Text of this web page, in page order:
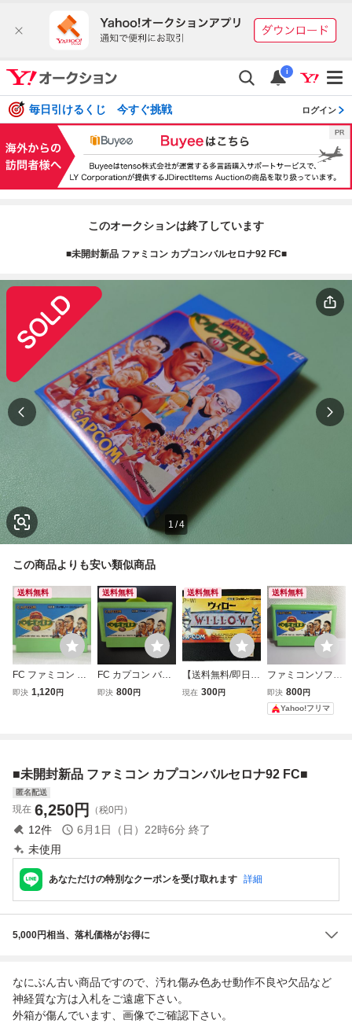
i
毎日引けるくじ 今すぐ挑戦 ログイン
このオークションは終了しています
■未開封新品 ファミコン カプコンバルセロナ92 FC■
1 /4
この商品よりも安い類似商品
送料無料
FC ファミコン カ
プコンバルセロナ
即決 1,120円
送料無料
FC カプコン バル
セロナ'92 ファミ
即決 800円
送料無料
【送料無料/即日発
送】FC ウィロー
現在 300円
送料無料
ファミコンソフト
CAPCOM バルセ
ロナ '92 カプコン
即決 800円
Yahoo!フリマ
■未開封新品 ファミコン カプコンバルセロナ92 FC■
匿名配送
現在 6,250円 （税0円）
12件 6月1日（日）22時6分 終了
未使用
あなただけの特別なクーポンを受け取れます 詳細
5,000円相当、落札価格がお得に
なにぶん古い商品ですので、汚れ傷み色あせ動作不良や欠品など
神経質な方は入札をご遠慮下さい。
外箱が傷んでいます、画像でご確認下さい。